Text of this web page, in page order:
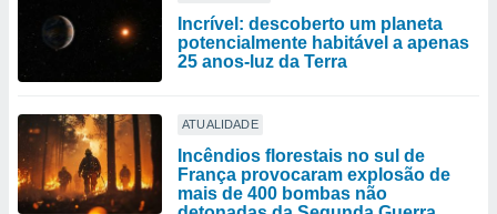
Incrível: descoberto um planeta
potencialmente habitável a apenas
25 anos-luz da Terra
ATUALIDADE
Incêndios florestais no sul de
França provocaram explosão de
mais de 400 bombas não